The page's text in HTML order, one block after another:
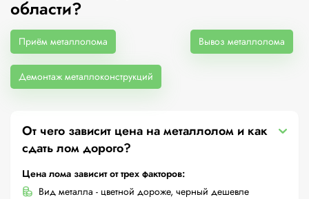
области?
Приём металлолома Вывоз металлолома
Демонтаж металлоконструкций
От чего зависит цена на металлолом и как
сдать лом дорого?
Цена лома зависит от трех факторов:
Вид металла - цветной дороже, черный дешевле